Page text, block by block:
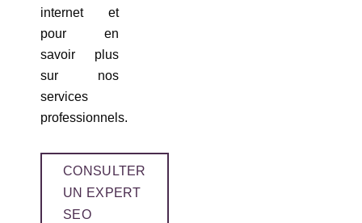
internet et
pour en
savoir plus
sur nos
services
professionnels.
CONSULTER
UN EXPERT
SEO